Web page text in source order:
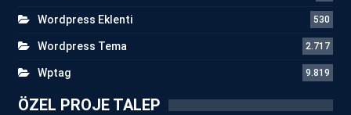
Wordpress Eklenti 530
Wordpress Tema 2.717
Wptag 9.819
ÖZEL PROJE TALEP